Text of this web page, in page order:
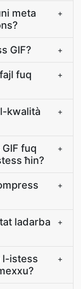
meta
+
GIF? +
fuq
+
kwalità
+
fuq
ħin?
+
+
ladarba
+
l-istess
+